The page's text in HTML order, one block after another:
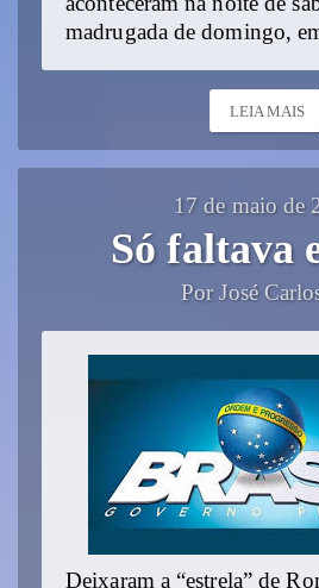
madrugada de domingo,
LEIA MAIS
17 de maio de
Só faltava
Por José
Deixaram a “estrela” de